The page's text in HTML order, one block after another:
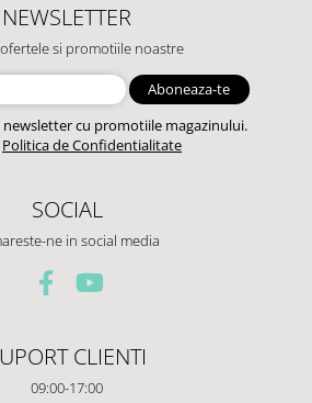
NEWSLETTER
si promotiile noastre
newsletter cu promotiile magazinului.
Politica de Confidentialitate
SOCIAL
ne in social media
CLIENTI
09:00-17:00